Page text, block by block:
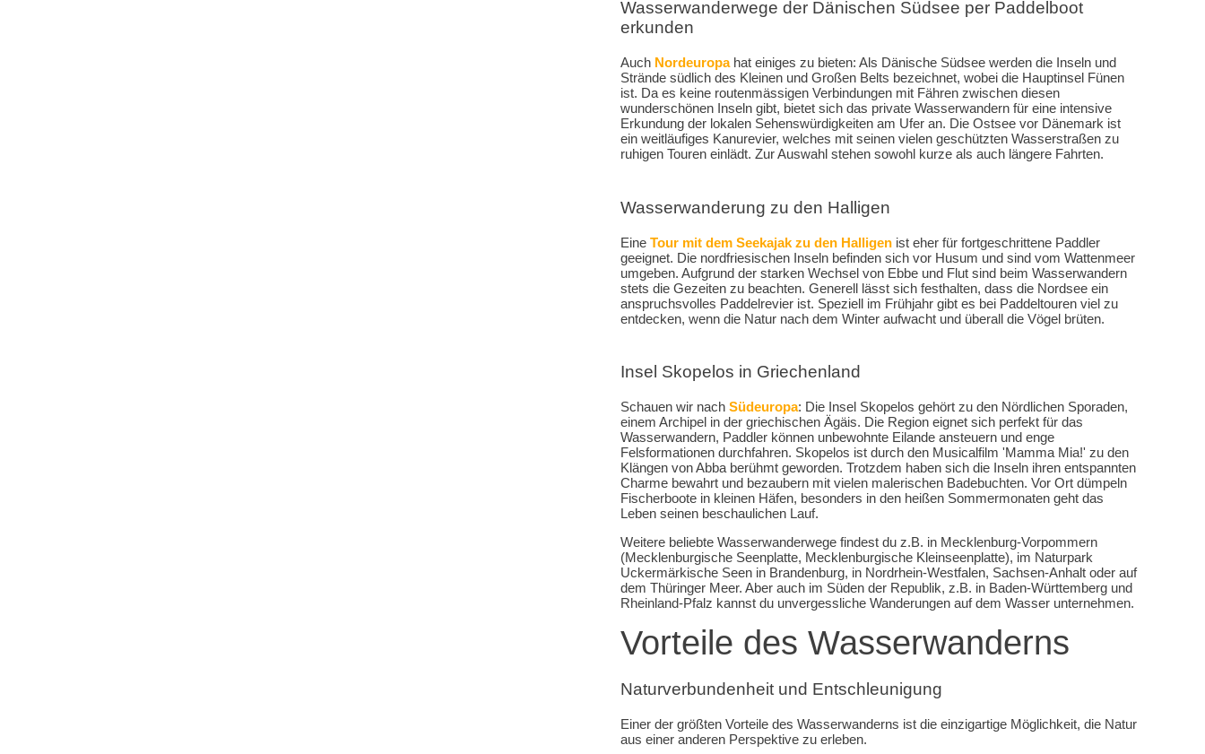
Wasserwanderwege der Dänischen Südsee per Paddelboot
erkunden
Auch Nordeuropahat einiges zu bieten: Als Dänische Südsee werden die Inseln und
Strände südlich des Kleinen und Großen Belts bezeichnet, wobei die Hauptinsel Fünen
ist. Da es keine routenmässigen Verbindungen mit Fähren zwischen diesen
wunderschönen Inseln gibt, bietet sich das private Wasserwandern für eine intensive
Erkundung der lokalen Sehenswürdigkeiten am Ufer an. Die Ostsee vor Dänemark ist
ein weitläufiges Kanurevier, welches mit seinen vielen geschützten Wasserstraßen zu
ruhigen Touren einlädt. Zur Auswahl stehen sowohl kurze als auch längere Fahrten.
Wasserwanderung zu den Halligen
Eine Tour mit dem Seekajak zu den Halligen ist eher für fortgeschrittene Paddler
geeignet. Die nordfriesischen Inseln befinden sich vor Husum und sind vom Wattenmeer
umgeben. Aufgrund der starken Wechsel von Ebbe und Flut sind beim Wasserwandern
stets die Gezeiten zu beachten. Generell lässt sich festhalten, dass die Nordsee ein
anspruchsvolles Paddelrevier ist. Speziell im Frühjahr gibt es bei Paddeltouren viel zu
entdecken, wenn die Natur nach dem Winter aufwacht und überall die Vögel brüten.
Insel Skopelos in Griechenland
Schauen wir nach Südeuropa: Die Insel Skopelos gehört zu den Nördlichen Sporaden,
einem Archipel in der griechischen Ägäis. Die Region eignet sich perfekt für das
Wasserwandern, Paddler können unbewohnte Eilande ansteuern und enge
Felsformationen durchfahren. Skopelos ist durch den Musicalfilm 'Mamma Mia!' zu den
Klängen von Abba berühmt geworden. Trotzdem haben sich die Inseln ihren entspannten
Charme bewahrt und bezaubern mit vielen malerischen Badebuchten. Vor Ort dümpeln
Fischerboote in kleinen Häfen, besonders in den heißen Sommermonaten geht das
Leben seinen beschaulichen Lauf.
Weitere beliebte Wasserwanderwege findest du z.B. in Mecklenburg-Vorpommern
(Mecklenburgische Seenplatte, Mecklenburgische Kleinseenplatte), im Naturpark
Uckermärkische Seen in Brandenburg, in Nordrhein-Westfalen, Sachsen-Anhalt oder auf
dem Thüringer Meer. Aber auch im Süden der Republik, z.B. in Baden-Württemberg und
Rheinland-Pfalz kannst du unvergessliche Wanderungen auf dem Wasser unternehmen.
Vorteile des Wasserwanderns
Naturverbundenheit und Entschleunigung
Einer der größten Vorteile des Wasserwanderns ist die einzigartige Möglichkeit, die Natur
aus einer anderen Perspektive zu erleben.